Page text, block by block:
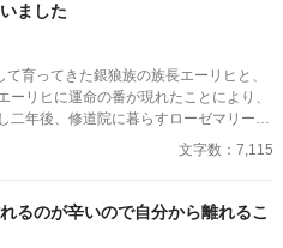
ました
育ってきた銀狼族の族長エーリヒと、
文字数：7,115
るのが辛いので自分から離れるこ